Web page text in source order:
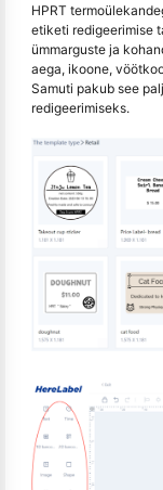
HPRT
etiketi redigeerimise
ümmarguste ja
aega, ikoone,
Samuti pakub see
redigeerimiseks.